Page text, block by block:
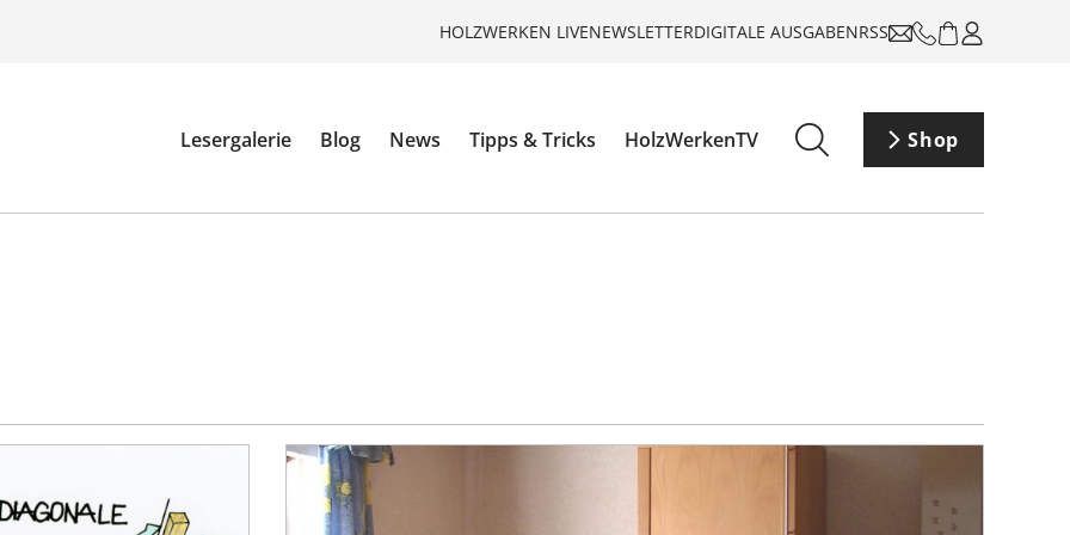
HOLZWERKEN LIVENEWSLETTERDIGITALE AUSGABENRSS
Lesergalerie Blog News Tipps & Tricks HolzWerkenTV Shop